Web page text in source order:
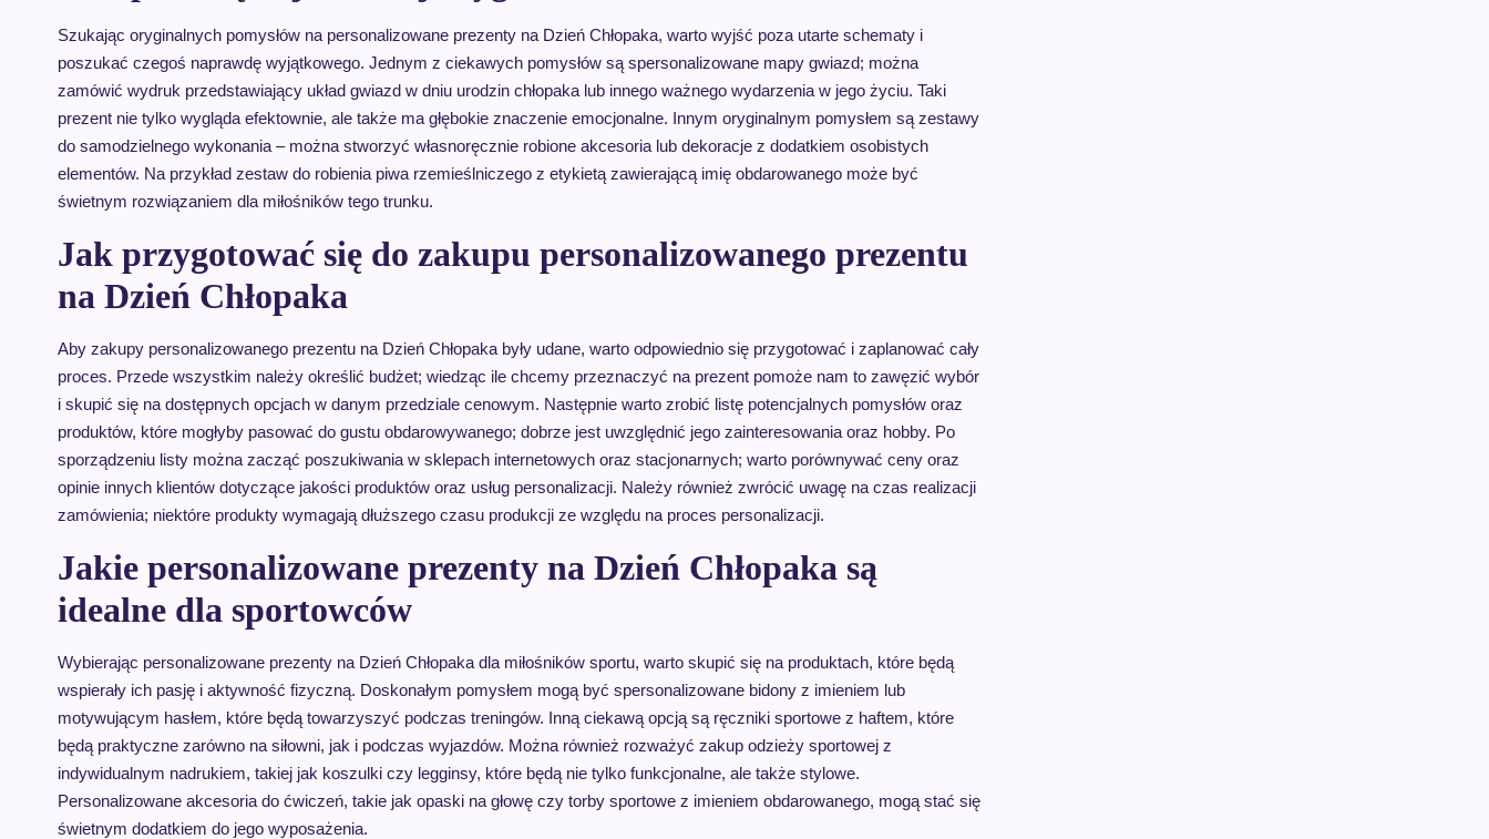
Szukając oryginalnych pomysłów na personalizowane prezenty na Dzień Chłopaka, warto wyjść poza utarte schematy i
poszukać czegoś naprawdę wyjątkowego. Jednym z ciekawych pomysłów są spersonalizowane mapy gwiazd; można
zamówić wydruk przedstawiający układ gwiazd w dniu urodzin chłopaka lub innego ważnego wydarzenia w jego życiu. Taki
prezent nie tylko wygląda efektownie, ale także ma głębokie znaczenie emocjonalne. Innym oryginalnym pomysłem są zestawy
do samodzielnego wykonania – można stworzyć własnoręcznie robione akcesoria lub dekoracje z dodatkiem osobistych
elementów. Na przykład zestaw do robienia piwa rzemieślniczego z etykietą zawierającą imię obdarowanego może być
świetnym rozwiązaniem dla miłośników tego trunku.
Jak przygotować się do zakupu personalizowanego prezentu
na Dzień Chłopaka
Aby zakupy personalizowanego prezentu na Dzień Chłopaka były udane, warto odpowiednio się przygotować i zaplanować cały
proces. Przede wszystkim należy określić budżet; wiedząc ile chcemy przeznaczyć na prezent pomoże nam to zawęzić wybór
i skupić się na dostępnych opcjach w danym przedziale cenowym. Następnie warto zrobić listę potencjalnych pomysłów oraz
produktów, które mogłyby pasować do gustu obdarowywanego; dobrze jest uwzględnić jego zainteresowania oraz hobby. Po
sporządzeniu listy można zacząć poszukiwania w sklepach internetowych oraz stacjonarnych; warto porównywać ceny oraz
opinie innych klientów dotyczące jakości produktów oraz usług personalizacji. Należy również zwrócić uwagę na czas realizacji
zamówienia; niektóre produkty wymagają dłuższego czasu produkcji ze względu na proces personalizacji.
Jakie personalizowane prezenty na Dzień Chłopaka są
idealne dla sportowców
Wybierając personalizowane prezenty na Dzień Chłopaka dla miłośników sportu, warto skupić się na produktach, które będą
wspierały ich pasję i aktywność fizyczną. Doskonałym pomysłem mogą być spersonalizowane bidony z imieniem lub
motywującym hasłem, które będą towarzyszyć podczas treningów. Inną ciekawą opcją są ręczniki sportowe z haftem, które
będą praktyczne zarówno na siłowni, jak i podczas wyjazdów. Można również rozważyć zakup odzieży sportowej z
indywidualnym nadrukiem, takiej jak koszulki czy legginsy, które będą nie tylko funkcjonalne, ale także stylowe.
Personalizowane akcesoria do ćwiczeń, takie jak opaski na głowę czy torby sportowe z imieniem obdarowanego, mogą stać się
świetnym dodatkiem do jego wyposażenia.